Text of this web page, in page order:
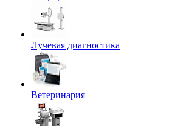
Лучевая диагностика
Ветеринария